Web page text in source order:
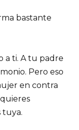
bastante
a ti. A tu padre
Pero eso
en contra
tuya.